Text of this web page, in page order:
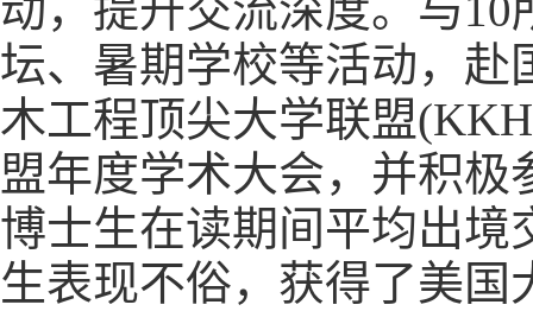
动，提升交流深度。与10
坛、暑期学校等活动，赴
木工程顶尖大学联盟
盟年度学术大会，并积
博士生在读期间平均出境
生表现不俗，获得了美国